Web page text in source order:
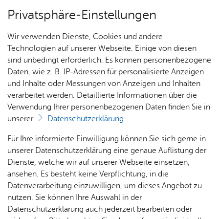
Über­sicht Bür­ger & Stadt
Rat­
haus &
Bür­
ger­
ser­vice
Rat­
häu­ser
Nach­
rich­
ten,
Vi­de­os
& Bil­
der
Me­di­
Jobs
Stel­
len­an­
ge­bo­te
Aus­bil­
dung &
Stu­di­
Bauen
& Um­
welt
Geo­
da­ten
Ge­
sund­
heit &
kum
Stadt­ge­schich­te
Vor­le­sen
Stadt­chro­nik
In der Friedrichshafener Stadtchronik werden die
vielfältigen historischen Geschehnisse in griffiger
Form zusammengeführt. Kennen Sie ein
bedeutendes historisches Ereignis, das nicht in
der Chronik aufgeführt ist? Dann nutzen Sie das
Formular für einen neuen Eintrag.
Privatsphäre-Einstellungen
Wir verwenden Dienste, Cookies und andere
Technologien auf unserer Webseite. Einige von diesen
sind unbedingt erforderlich. Es können personenbezogene
Daten, wie z. B. IP-Adressen für personalisierte Anzeigen
und Inhalte oder Messungen von Anzeigen und Inhalten
verarbeitet werden. Detaillierte Informationen über die
Verwendung Ihrer personenbezogenen Daten finden Sie in
unserer
Datenschutzerklärung.
Für Ihre informierte Einwilligung können Sie sich gerne in
unserer Datenschutzerklärung eine genaue Auflistung der
Dienste, welche wir auf unserer Webseite einsetzen,
ansehen. Es besteht keine Verpflichtung, in die
Datenverarbeitung einzuwilligen, um dieses Angebot zu
nutzen. Sie können Ihre Auswahl in der
Datenschutzerklärung auch jederzeit bearbeiten oder